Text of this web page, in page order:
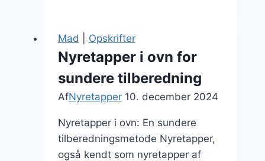
stegning
Mad Opskrifter
Nyretapper i ovn for
sundere tilberedning
AfNyretapper 10. december 2024
Nyretapper i ovn: En sundere
tilberedningsmetode Nyretapper,
også kendt som nyretapper af